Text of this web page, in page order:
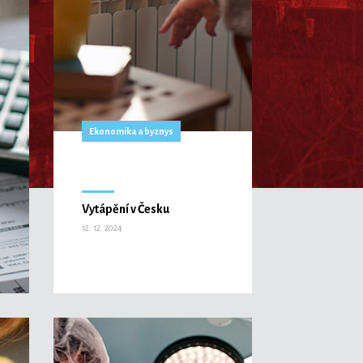
Vytápění v Česku
12. 12. 2024
Ekonomika a byznys